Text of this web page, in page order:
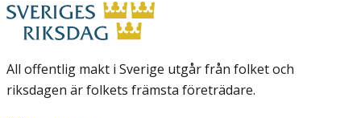
All offentlig makt i Sverige utgår från folket och
riksdagen är folkets främsta företrädare.